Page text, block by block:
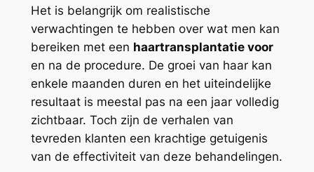
Het is belangrijk om realistische
verwachtingen te hebben over wat men kan
bereiken met een haartransplantatie voor
en na de procedure. De groei van haar kan
enkele maanden duren en het uiteindelijke
resultaat is meestal pas na een jaar volledig
zichtbaar. Toch zijn de verhalen van
tevreden klanten een krachtige getuigenis
van de effectiviteit van deze behandelingen.